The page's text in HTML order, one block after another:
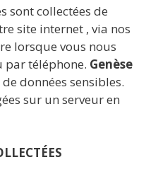
sont collectées de
site internet , via nos
lorsque vous nous
par téléphone. Genèse
données sensibles.
sur un serveur en